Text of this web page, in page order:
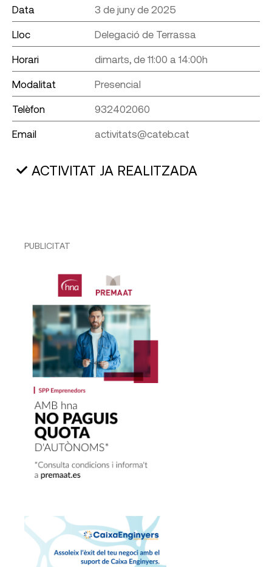
Data 3 de juny de 2025
Lloc Delegació de Terrassa
Horari dimarts, de 11:00 a 14:00h
Modalitat Presencial
Telèfon 932402060
Email activitats@cateb.cat
ACTIVITAT JA REALITZADA
PUBLICITAT